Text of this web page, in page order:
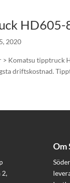
HD605-
2020
> Komatsu
driftskostnad.
2,
Om